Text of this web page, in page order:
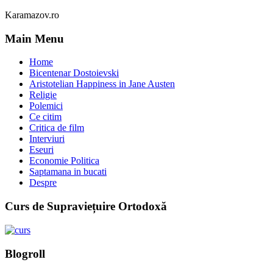
Karamazov.ro
Main Menu
Home
Bicentenar Dostoievski
Aristotelian Happiness in Jane Austen
Religie
Polemici
Ce citim
Critica de film
Interviuri
Eseuri
Economie Politica
Saptamana in bucati
Despre
Curs de Supraviețuire Ortodoxă
Blogroll